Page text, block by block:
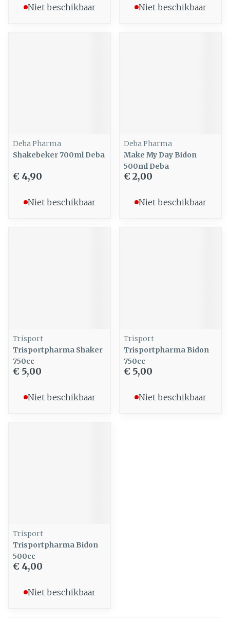
Niet beschikbaar Niet beschikbaar
Deba Pharma
Shakebeker 700ml Deba
€ 4,90
Niet beschikbaar
Deba Pharma
Make My Day Bidon
500ml Deba
€ 2,00
Niet beschikbaar
Trisport
Trisportpharma Shaker
750cc
€ 5,00
Niet beschikbaar
Trisport
Trisportpharma Bidon
750cc
€ 5,00
Niet beschikbaar
Trisport
Trisportpharma Bidon
500cc
€ 4,00
Niet beschikbaar